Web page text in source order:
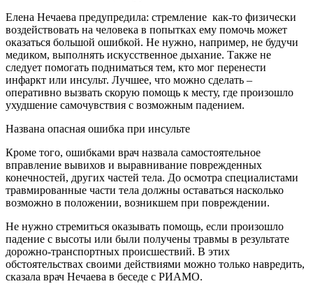
Елена Нечаева предупредила: стремление как-то физически
воздействовать на человека в попытках ему помочь может
оказаться большой ошибкой. Не нужно, например, не будучи
медиком, выполнять искусственное дыхание. Также не
следует помогать подниматься тем, кто мог перенести
инфаркт или инсульт. Лучшее, что можно сделать –
оперативно вызвать скорую помощь к месту, где произошло
ухудшение самочувствия с возможным падением.
Названа опасная ошибка при инсульте
Кроме того, ошибками врач назвала самостоятельное
вправление вывихов и выравнивание поврежденных
конечностей, других частей тела. До осмотра специалистами
травмированные части тела должны оставаться насколько
возможно в положении, возникшем при повреждении.
Не нужно стремиться оказывать помощь, если произошло
падение с высоты или были получены травмы в результате
дорожно-транспортных происшествий. В этих
обстоятельствах своими действиями можно только навредить,
сказала врач Нечаева в беседе с РИАМО.